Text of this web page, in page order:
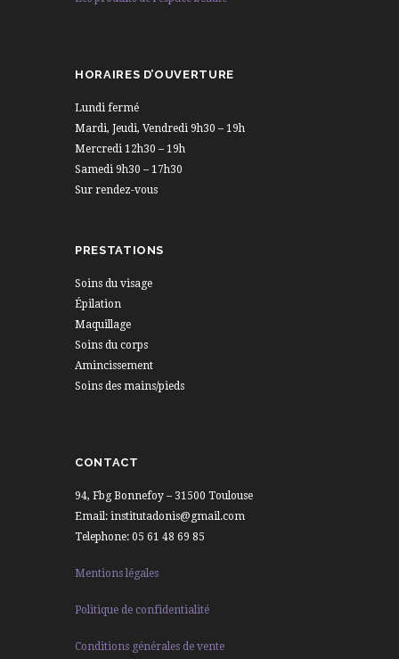
HORAIRES D’OUVERTURE
Lundi fermé
Mardi, Jeudi, Vendredi 9h30 – 19h
Mercredi 12h30 – 19h
Samedi 9h30 – 17h30
Sur rendez-vous
PRESTATIONS
Soins du visage
Épilation
Maquillage
Soins du corps
Amincissement
Soins des mains/pieds
CONTACT
94, Fbg Bonnefoy – 31500 Toulouse
Email: institutadonis@gmail.com
Telephone: 05 61 48 69 85
Mentions légales
Politique de confidentialité
Conditions générales de vente